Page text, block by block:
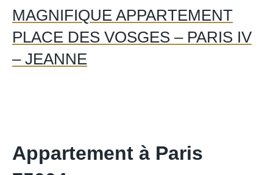
MAGNIFIQUE APPARTEMENT
PLACE DES VOSGES – PARIS IV
– JEANNE
Appartement à Paris